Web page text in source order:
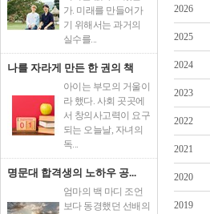
가. 미래를 만들어가
기 위해서는 과거의
실수를...
나를 자라게 만든 한 권의 책
아이는 부모의 거울이
라 했다. 사회 곳곳에
서 창의사고력이 요구
되는 오늘날, 자녀의
독...
명문대 합격생의 노하우 공...
엄마의 백 마디 조언
보다 동경했던 선배의
2026
2025
2024
2023
2022
2021
2020
2019